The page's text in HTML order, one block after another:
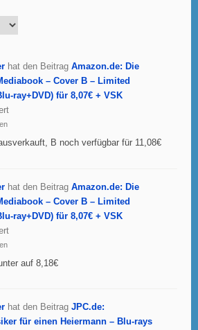
hat den Beitrag Amazon.de: Die
– Cover B – Limited
ray+DVD) für 8,07€ + VSK
B noch verfügbar für 11,08€
hat den Beitrag Amazon.de: Die
– Cover B – Limited
ray+DVD) für 8,07€ + VSK
auf 8,18€
hat den Beitrag JPC.de:
für einen Heiermann – Blu-rays